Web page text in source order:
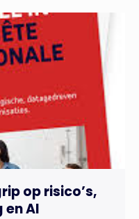
op risico’s,
AI